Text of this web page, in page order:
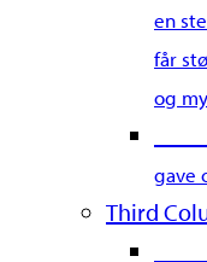
en
får
og
gave
Third